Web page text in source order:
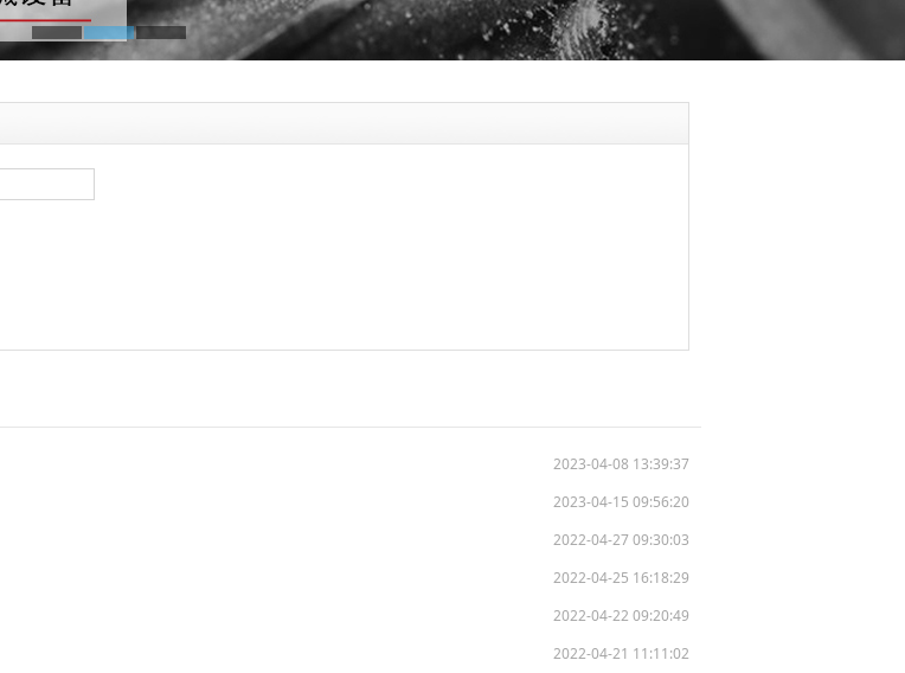
2023-04-08 13:39:37
2023-04-15 09:56:20
2022-04-27 09:30:03
2022-04-25 16:18:29
2022-04-22 09:20:49
2022-04-21 11:11:02